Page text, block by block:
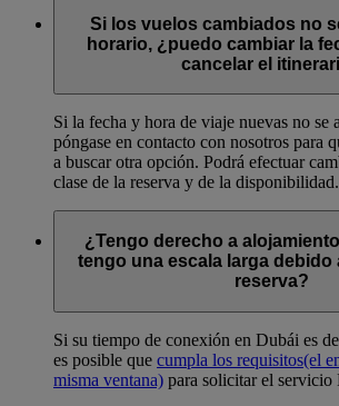
Si los vuelos cambiados no
horario, ¿puedo cambiar la
cancelar el
Si la fecha y hora de viaje nuevas no se
póngase en contacto con nosotros para
a buscar otra opción. Podrá efectuar
clase de la reserva y de la disponibilidad.
¿Tengo derecho a
tengo una escala larga debido
reserva?
Si su tiempo de conexión en Dubái es
es posible que cumpla los requisitos(el
misma ventana) para solicitar el servicio